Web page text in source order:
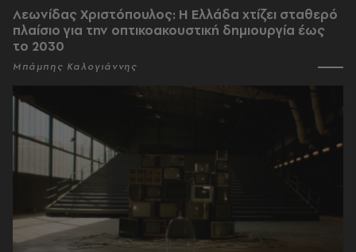
Λεωνίδας Χριστόπουλος: Η Ελλάδα χτίζει σταθερό
πλαίσιο για την οπτικοακουστική δημιουργία έως
το 2030
Μπάμπης Καλογιάννης